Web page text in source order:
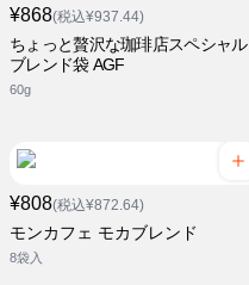
¥868(税込¥937.44)
ちょっと贅沢な珈琲店スペシャル
ブレンド袋 AGF
60g
¥808(税込¥872.64)
モンカフェ モカブレンド
8袋入